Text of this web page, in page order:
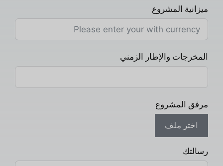
ميزانية المشروع
المخرجات والإطار الزمني
مرفق المشروع
اختر ملف
رسالتك